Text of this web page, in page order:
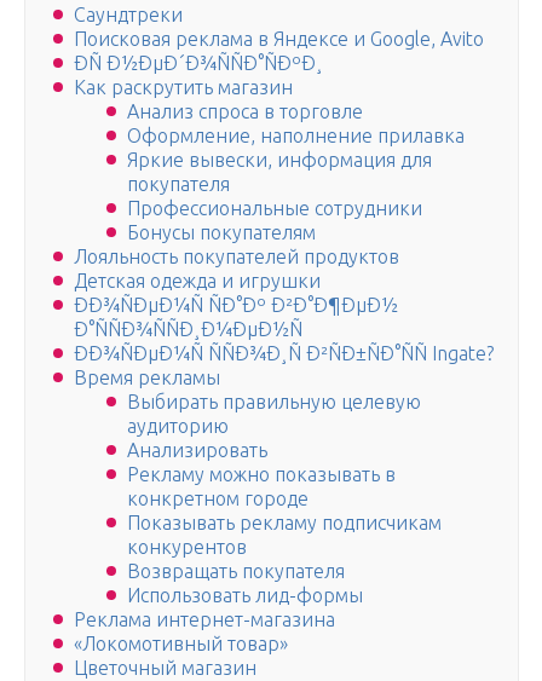
Саундтреки
Поисковая реклама в Яндексе и Google, Avito
ÐÑ Ð½ÐµÐ´Ð¾ÑÑÐ°ÑÐºÐ¸
Как раскрутить магазин
Анализ спроса в торговле
Оформление, наполнение прилавка
Яркие вывески, информация для
покупателя
Профессиональные сотрудники
Бонусы покупателям
Лояльность покупателей продуктов
Детская одежда и игрушки
ÐÐ¾ÑÐµÐ¼Ñ ÑÐ°Ðº Ð²Ð°Ð¶ÐµÐ½
Ð°ÑÑÐ¾ÑÑÐ¸Ð¼ÐµÐ½Ñ
ÐÐ¾ÑÐµÐ¼Ñ ÑÑÐ¾Ð¸Ñ Ð²ÑÐ±ÑÐ°ÑÑ Ingate?
Время рекламы
Выбирать правильную целевую
аудиторию
Анализировать
Рекламу можно показывать в
конкретном городе
Показывать рекламу подписчикам
конкурентов
Возвращать покупателя
Использовать лид-формы
Реклама интернет-магазина
«Локомотивный товар»
Цветочный магазин